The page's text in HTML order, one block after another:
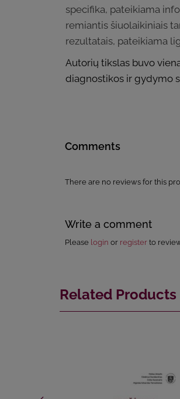
specifika, pateikiama
remiantis šiuolaikiniais
rezultatais, pateikiama
Autorių tikslas buvo
diagnostikos ir gydymo
Comments
There are no reviews for this
Write a comment
Please login or register to
Related Products